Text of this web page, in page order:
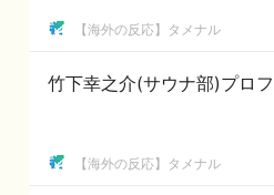
【海外の反応】タメナル
竹下幸之介(サウナ部)プロ
【海外の反応】タメナル